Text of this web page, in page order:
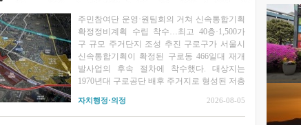
주민참여단 운영·원팀회의 거쳐 신속통합기획
확정정비계획 수립 착수…최고 40층·1,500가
구 규모 주거단지 조성 추진 구로구가 서울시
신속통합기획이 확정된 구로동 466일대 재개
발사업의 후속 절차에 착수했다. 대상지는
1970년대 구로공단 배후 주거지로 형성된 저층
성이 꾸준히 제기돼 왔다. 2025년 6월 서울시
신속통합기획 주택재개발 후보지로 선정된 데
자치행정·의정 2026-08-05